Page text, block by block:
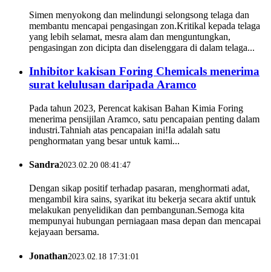
Simen menyokong dan melindungi selongsong telaga dan
membantu mencapai pengasingan zon.Kritikal kepada telaga
yang lebih selamat, mesra alam dan menguntungkan,
pengasingan zon dicipta dan diselenggara di dalam telaga...
Inhibitor kakisan Foring Chemicals menerima
surat kelulusan daripada Aramco
Pada tahun 2023, Perencat kakisan Bahan Kimia Foring
menerima pensijilan Aramco, satu pencapaian penting dalam
industri.Tahniah atas pencapaian ini!Ia adalah satu
penghormatan yang besar untuk kami...
Sandra2023.02.20 08:41:47
Dengan sikap positif terhadap pasaran, menghormati adat,
mengambil kira sains, syarikat itu bekerja secara aktif untuk
melakukan penyelidikan dan pembangunan.Semoga kita
mempunyai hubungan perniagaan masa depan dan mencapai
kejayaan bersama.
Jonathan2023.02.18 17:31:01